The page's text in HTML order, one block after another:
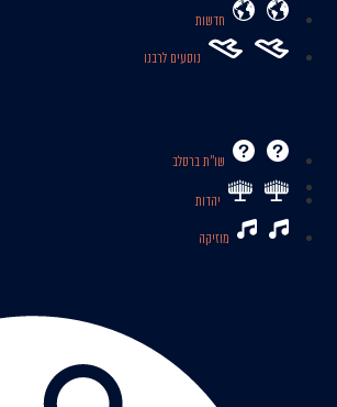
חדשות
נוסעים לרבנו
שו’’ת ברסלב
יהדות
מוזיקה